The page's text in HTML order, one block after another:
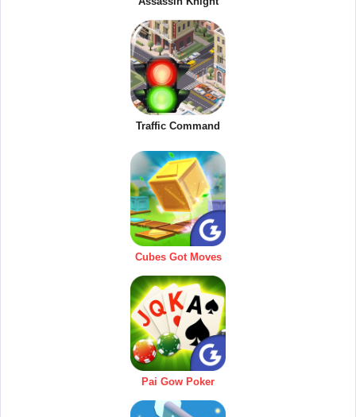
Traffic Command
Cubes Got Moves
Pai Gow Poker